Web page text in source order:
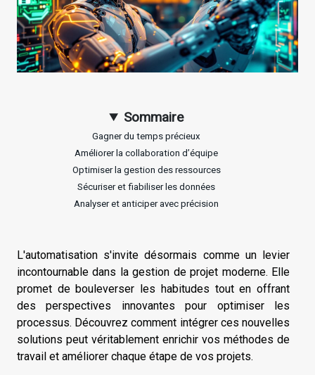
Sommaire
Gagner du temps précieux
Améliorer la collaboration d’équipe
Optimiser la gestion des ressources
Sécuriser et fiabiliser les données
Analyser et anticiper avec précision
L'automatisation s'invite désormais comme un levier
incontournable dans la gestion de projet moderne. Elle
promet de bouleverser les habitudes tout en offrant
des perspectives innovantes pour optimiser les
processus. Découvrez comment intégrer ces nouvelles
solutions peut véritablement enrichir vos méthodes de
travail et améliorer chaque étape de vos projets.